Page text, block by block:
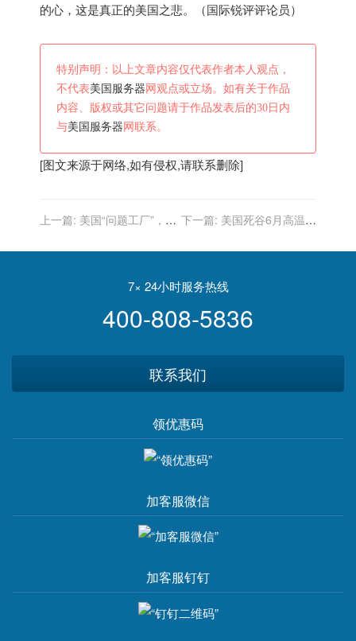
的心，这是真正的美国之悲。（国际锐评评论员）
特别声明：以上文章内容仅代表作者本人观点，
不代表美国服务器 网观点或立场。如有关于作品
内容、版权或其它问题请于作品发表后的30日内
与美国服务器 网联系。
[图文来源于网络,如有侵权,请联系删除]
上一篇: 美国“问题工厂”，还 下一篇: 美国死谷6月高温创
7× 24小时服务热线
400-808-5836
联系我们
领优惠码
加客服微信
加客服钉钉